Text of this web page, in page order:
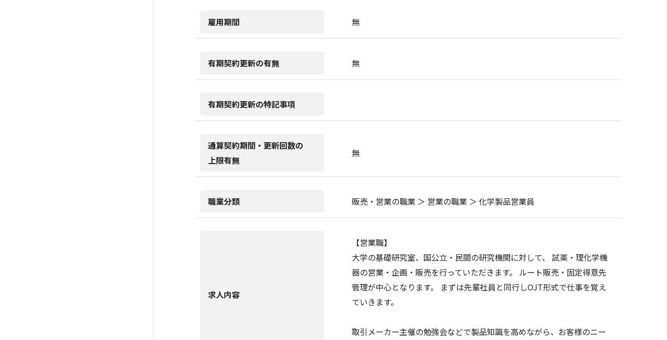
雇用期間 無
有期契約更新の有無 無
有期契約更新の特記事項
通算契約期間・更新回数の
上限有無
無
職業分類 販売・営業の職業 ＞ 営業の職業 ＞ 化学製品営業員
求人内容
【営業職】
大学の基礎研究室、国公立・民間の研究機関に対して、 試薬・理化学機
器の営業・企画・販売を行っていただきます。 ルート販売・固定得意先
管理が中心となります。 まずは先輩社員と同行しOJT形式で仕事を覚え
ていきます。
取引メーカー主催の勉強会などで製品知識を高めながら、お客様のニー